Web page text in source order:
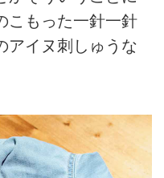
こもった一針一針
アイヌ刺しゅうな